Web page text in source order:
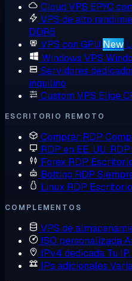
Cloud VPS EPYC
VPS de alto
DDR5
VPS con GPU New
Windows VPS
Servidores
inquilino
Custom VPS Elige
ESCRITORIO REMOTO
Comprar RDP
RDP en EE. UU.
Forex RDP
Botting RDP
Linux RDP
COMPLEMENTOS
VPS de
ISO personalizada
IPv4 dedicada Tu
IPs adicionales